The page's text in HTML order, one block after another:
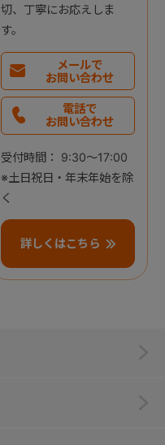
切、丁寧にお応えしま
す。
メールで
お問い合わせ
電話で
お問い合わせ
受付時間： 9:30～17:00
※土日祝日・年末年始を除
く
詳しくはこちら